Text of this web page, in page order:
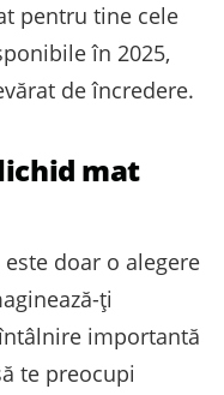
pentru tine cele
în 2025,
de încredere.
mat
este doar o alegere
ți
importantă
te preocupi